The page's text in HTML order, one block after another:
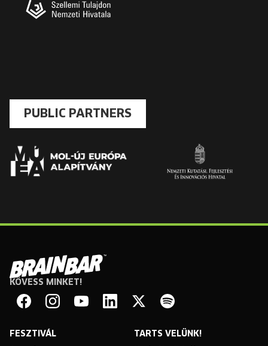
PUBLIC PARTNERS
Brain
Bar
KÖVESS MINKET!
FESZTIVÁL TARTS VELÜNK!